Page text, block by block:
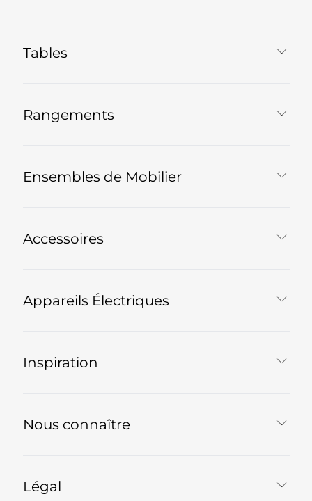
Tables
Rangements
Ensembles de Mobilier
Accessoires
Appareils Électriques
Inspiration
Nous connaître
Légal